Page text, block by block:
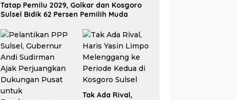
Tatap Pemilu 2029, Golkar dan Kosgoro
Sulsel Bidik 62 Persen Pemilih Muda
Tak Ada Rival,